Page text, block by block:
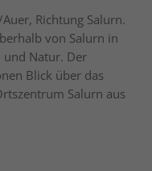
Richtung Salurn.
von Salurn in
und Natur. Der
Blick über das
Salurn aus